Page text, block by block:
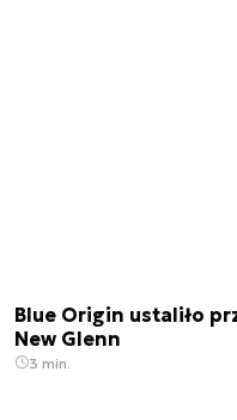
Blue Origin ustaliło
New Glenn
3 min.